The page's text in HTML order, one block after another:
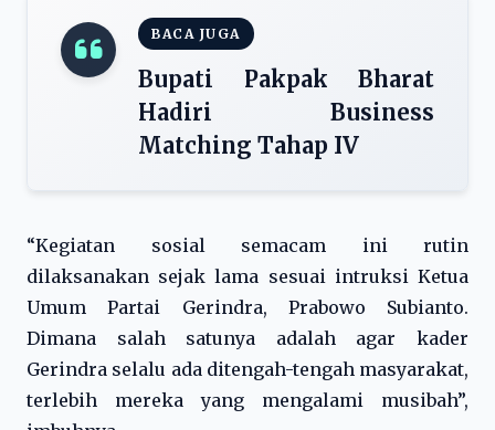
BACA JUGA
Bupati Pakpak Bharat
Hadiri Business
Matching Tahap IV
“Kegiatan sosial semacam ini rutin
dilaksanakan sejak lama sesuai intruksi Ketua
Umum Partai Gerindra, Prabowo Subianto.
Dimana salah satunya adalah agar kader
Gerindra selalu ada ditengah-tengah masyarakat,
terlebih mereka yang mengalami musibah”,